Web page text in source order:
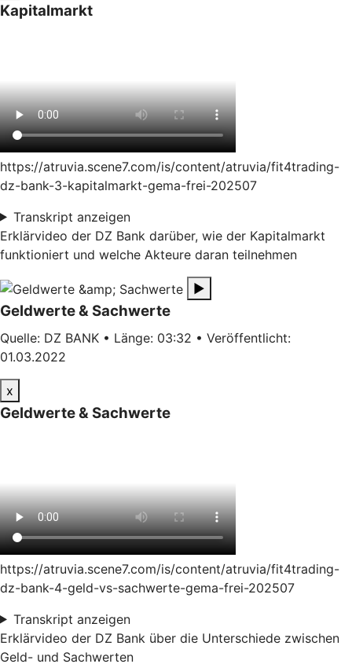
Kapitalmarkt
https://atruvia.scene7.com/is/content/atruvia/fit4trading-
dz-bank-3-kapitalmarkt-gema-frei-202507
Transkript anzeigen
Erklärvideo der DZ Bank darüber, wie der Kapitalmarkt
funktioniert und welche Akteure daran teilnehmen
▶
Geldwerte & Sachwerte
Quelle: DZ BANK • Länge: 03:32 • Veröffentlicht:
01.03.2022
x
Geldwerte & Sachwerte
https://atruvia.scene7.com/is/content/atruvia/fit4trading-
dz-bank-4-geld-vs-sachwerte-gema-frei-202507
Transkript anzeigen
Erklärvideo der DZ Bank über die Unterschiede zwischen
Geld- und Sachwerten